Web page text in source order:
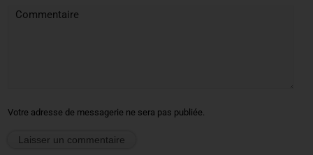
Commentaire
Votre adresse de messagerie ne sera pas publiée.